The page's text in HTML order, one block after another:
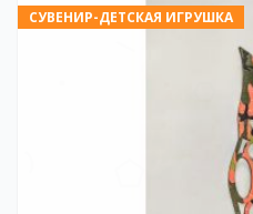
СУВЕНИР-ДЕТСКАЯ ИГРУШКА